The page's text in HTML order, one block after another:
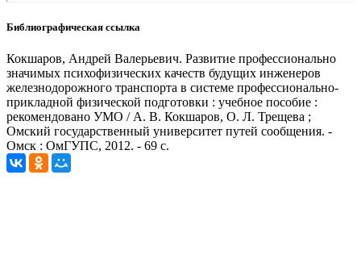
Библиографическая ссылка
Кокшаров, Андрей Валерьевич. Развитие профессионально
значимых психофизических качеств будущих инженеров
железнодорожного транспорта в системе профессионально-
прикладной физической подготовки : учебное пособие :
рекомендовано УМО / А. В. Кокшаров, О. Л. Трещева ;
Омский государственный университет путей сообщения. -
Омск : ОмГУПС, 2012. - 69 с.